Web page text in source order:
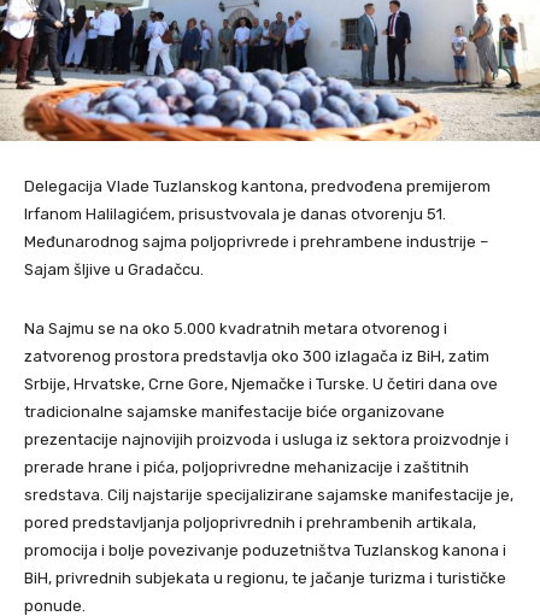
Delegacija Vlade Tuzlanskog kantona, predvođena premijerom
Irfanom Halilagićem, prisustvovala je danas otvorenju 51.
Međunarodnog sajma poljoprivrede i prehrambene industrije –
Sajam šljive u Gradačcu.
Na Sajmu se na oko 5.000 kvadratnih metara otvorenog i
zatvorenog prostora predstavlja oko 300 izlagača iz BiH, zatim
Srbije, Hrvatske, Crne Gore, Njemačke i Turske. U četiri dana ove
tradicionalne sajamske manifestacije biće organizovane
prezentacije najnovijih proizvoda i usluga iz sektora proizvodnje i
prerade hrane i pića, poljoprivredne mehanizacije i zaštitnih
sredstava. Cilj najstarije specijalizirane sajamske manifestacije je,
pored predstavljanja poljoprivrednih i prehrambenih artikala,
promocija i bolje povezivanje poduzetništva Tuzlanskog kanona i
BiH, privrednih subjekata u regionu, te jačanje turizma i turističke
ponude.